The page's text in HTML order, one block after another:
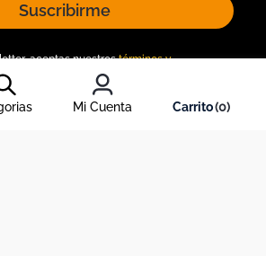
Mi Cuenta 0
Suscribirme
aceptas nuestrostérminos y
política de tratamiento de información